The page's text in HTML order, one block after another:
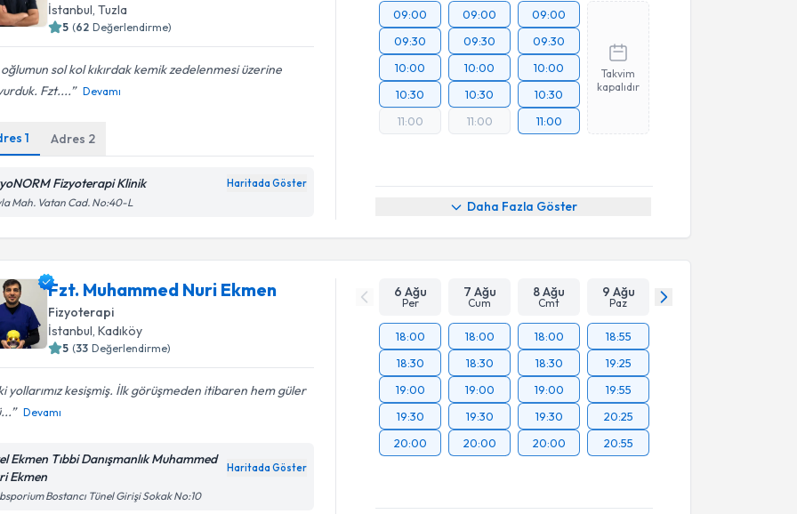
İstanbul, Tuzla
5 (62 Değerlendirme)
sol kol kıkırdak kemik zedelenmesi üzerine
Fzt....
Devamı
1 Adres 2
Fizyoterapi Klinik Haritada Göster
Mah. Vatan Cad. No:40-L
09:00
09:30
10:00
10:30
11:00
09:00
09:30
10:00
10:30
11:00
09:00
09:30
10:00
10:30
11:00
Takvim
kapalıdır
Daha Fazla Göster
Fzt. Muhammed Nuri Ekmen
Fizyoterapi
İstanbul , Kadıköy
5 (33 Değerlendirme)
yollarımız kesişmiş. İlk görüşmeden itibaren hem güler
Devamı
Ekmen Tıbbi Danışmanlık Muhammed
Ekmen
Haritada Göster
Bostancı Tünel Girişi Sokak No:10
6 Ağu
Per
7 Ağu
Cum
8 Ağu
Cmt
9 Ağu
Paz
18:00
18:30
19:00
19:30
20:00
18:00
18:30
19:00
19:30
20:00
18:00
18:30
19:00
19:30
20:00
18:55
19:25
19:55
20:25
20:55